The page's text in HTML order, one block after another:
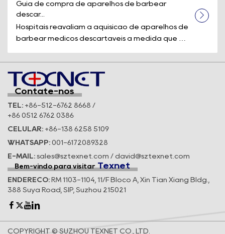
Guia de compra de aparelhos de barbear
descar...
Hospitais reavaliam a aquisição de aparelhos de
barbear médicos descartáveis à medida que os
Contate-nos
TEL: +86-512-6762 8668 /
+86 0512 6762 0386
CELULAR: +86-138 6258 5109
WHATSAPP: 001-6172089328
E-MAIL: sales@sztexnet.com / david@sztexnet.com
Bem-vindo para visitar Texnet
ENDEREÇO: RM 1103-1104, 11/F Bloco A, Xin Tian Xiang Bldg.,
388 Suya Road, SIP, Suzhou 215021
COPYRIGHT © SUZHOU TEXNET CO., LTD.